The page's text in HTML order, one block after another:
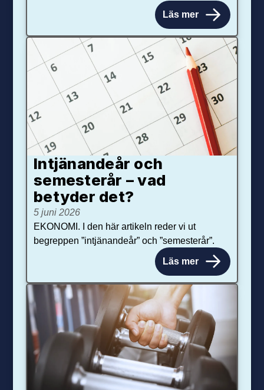
Läs mer
Intjänandeår och
semesterår – vad
betyder det?
5 juni 2026
EKONOMI. I den här artikeln reder vi ut
begreppen ”intjänandeår” och ”semesterår”.
Läs mer